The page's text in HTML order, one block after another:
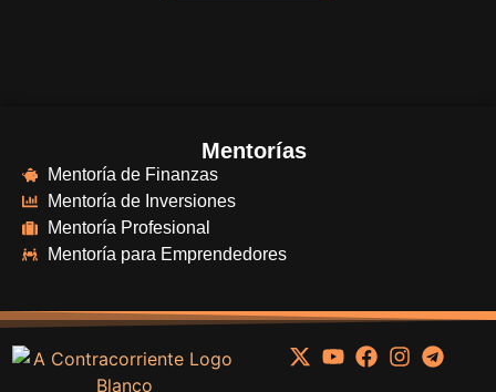
Mentorías
Mentoría de Finanzas
Mentoría de Inversiones
Mentoría Profesional
Mentoría para Emprendedores